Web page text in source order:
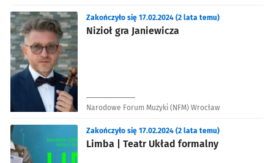
Nizioł gra Janiewicza
Zakończyło się 17.02.2024 (2 lata temu)
Narodowe Forum Muzyki (NFM) Wrocław
Limba | Teatr Układ formalny
Zakończyło się 17.02.2024 (2 lata temu)